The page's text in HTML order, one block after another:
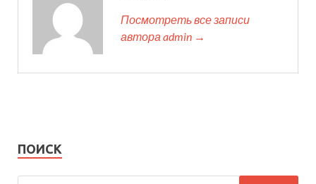
Посмотреть все записи
автора admin →
ПОИСК